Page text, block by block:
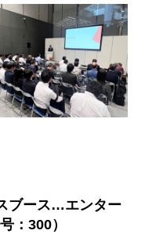
ブース…エンター
：300）